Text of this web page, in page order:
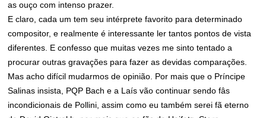
as ouço com intenso prazer.
E claro, cada um tem seu intérprete favorito para determinado
compositor, e realmente é interessante ler tantos pontos de vista
diferentes. E confesso que muitas vezes me sinto tentado a
procurar outras gravações para fazer as devidas comparações.
Mas acho difícil mudarmos de opinião. Por mais que o Príncipe
Salinas insista, PQP Bach e a Laís vão continuar sendo fâs
incondicionais de Pollini, assim como eu também serei fã eterno